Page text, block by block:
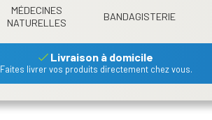
MÉDECINES
NATURELLES
BANDAGISTERIE
Livraison à domicile
Faites livrer vos produits directement chez vous.